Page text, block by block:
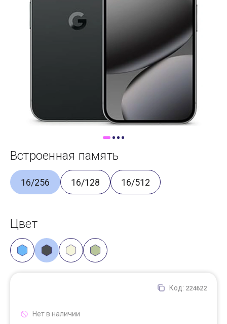
Оплата
Встроенная память
16/256 16/128 16/512
Цвет
Код: 224622
Нет в наличии